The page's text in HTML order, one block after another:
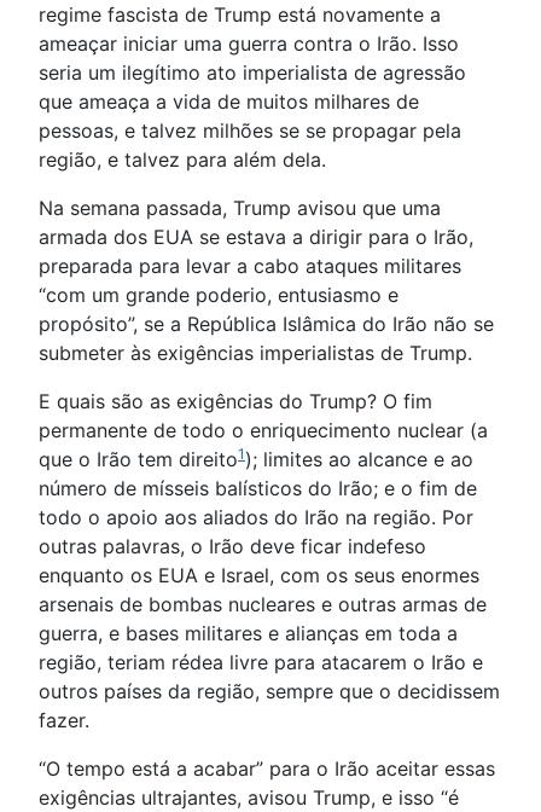
regime fascista de Trump está novamente a
ameaçar iniciar uma guerra contra o Irão. Isso
seria um ilegítimo ato imperialista de agressão
que ameaça a vida de muitos milhares de
pessoas, e talvez milhões se se propagar pela
região, e talvez para além dela.
Na semana passada, Trump avisou que uma
armada dos EUA se estava a dirigir para o Irão,
preparada para levar a cabo ataques militares
“com um grande poderio, entusiasmo e
propósito”, se a República Islâmica do Irão não se
submeter às exigências imperialistas de Trump.
E quais são as exigências do Trump? O fim
permanente de todo o enriquecimento nuclear (a
que o Irão tem direito1 ); limites ao alcance e ao
número de mísseis balísticos do Irão; e o fim de
todo o apoio aos aliados do Irão na região. Por
outras palavras, o Irão deve ficar indefeso
enquanto os EUA e Israel, com os seus enormes
arsenais de bombas nucleares e outras armas de
guerra, e bases militares e alianças em toda a
região, teriam rédea livre para atacarem o Irão e
outros países da região, sempre que o decidissem
fazer.
“O tempo está a acabar” para o Irão aceitar essas
exigências ultrajantes, avisou Trump, e isso “é